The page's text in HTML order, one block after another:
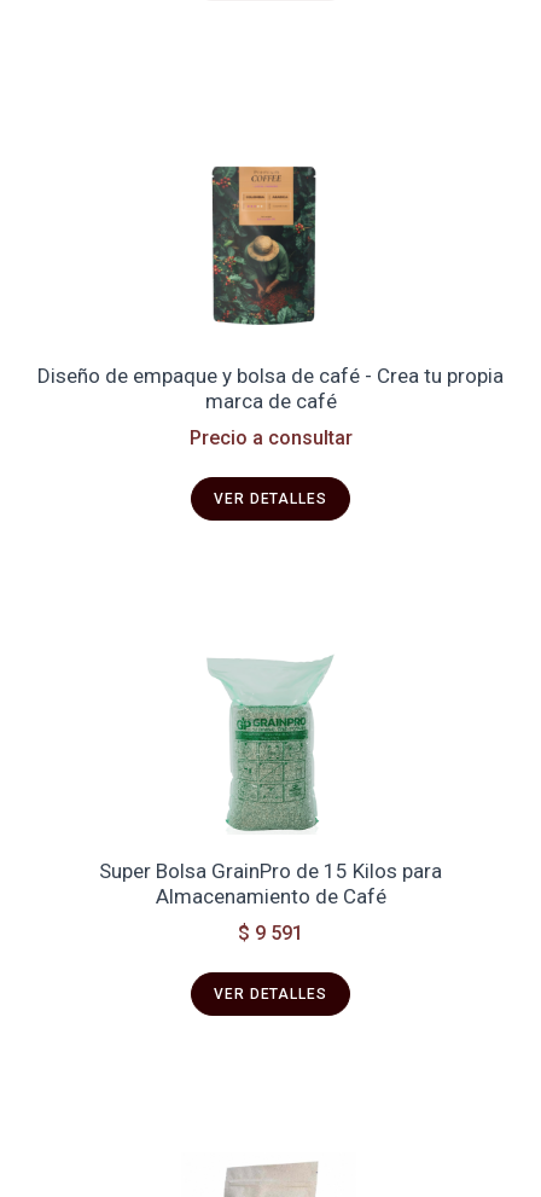
Diseño de empaque y bolsa de café - Crea tu propia
marca de café
Precio a consultar
VER DETALLES
Super Bolsa GrainPro de 15 Kilos para
Almacenamiento de Café
$ 9 591
VER DETALLES